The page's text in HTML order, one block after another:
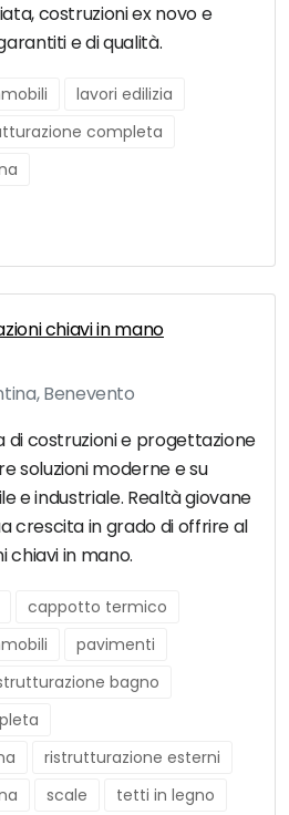
costruzioni ex novo e
e di qualità.
lavori edilizia
completa
chiavi in mano
Benevento
di costruzioni e progettazione
soluzioni moderne e su
e industriale. Realtà giovane
crescita in grado di offrire al
in mano.
cappotto termico
pavimenti
bagno
ristrutturazione esterni
scale tetti in legno